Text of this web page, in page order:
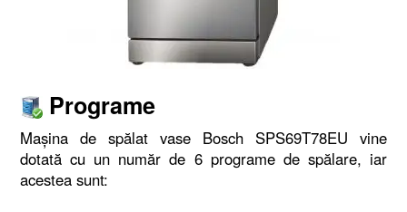
Programe
Mașina de spălat vase Bosch SPS69T78EU vine
dotată cu un număr de 6 programe de spălare, iar
acestea sunt: